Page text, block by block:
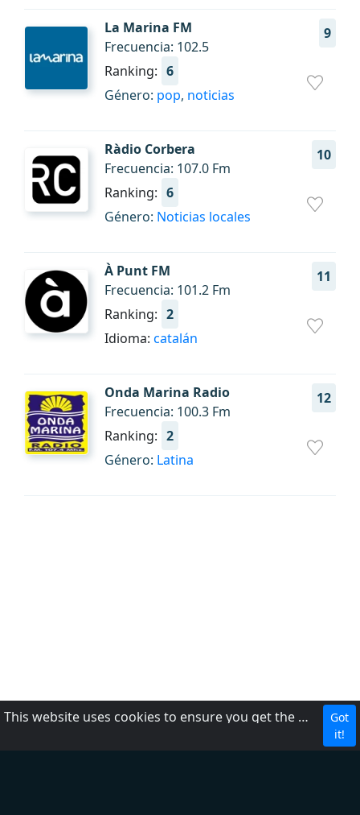
La Marina FM 9
Frecuencia: 102.5
Ranking: 6
Género: pop, noticias
Ràdio Corbera 10
Frecuencia: 107.0 Fm
Ranking: 6
Género: Noticias locales
À Punt FM 11
Frecuencia: 101.2 Fm
Ranking: 2
Idioma: catalán
Onda Marina Radio 12
Frecuencia: 100.3 Fm
Ranking: 2
Género: Latina
This website uses cookies to ensure you get the best experience on our website.
Got
it!